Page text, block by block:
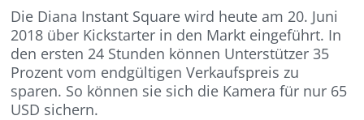
Die Diana Instant Square wird heute am 20. Juni
2018 über Kickstarter in den Markt eingeführt. In
den ersten 24 Stunden können Unterstützer 35
Prozent vom endgültigen Verkaufspreis zu
sparen. So können sie sich die Kamera für nur 65
USD sichern.